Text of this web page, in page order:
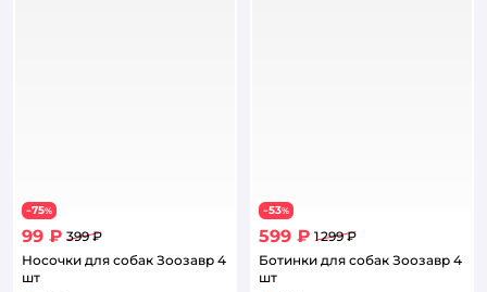
−75%
99 ₽ 399 ₽
Носочки для собак Зоозавр 4
шт
−53%
599 ₽ 1 299 ₽
Ботинки для собак Зоозавр 4
шт